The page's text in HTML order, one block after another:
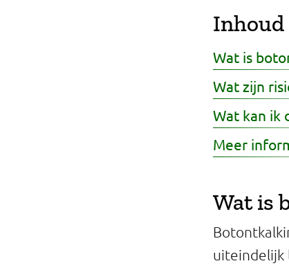
Inhoud
Wat is
Wat zijn
Wat kan ik
Meer
Wat is
uiteindelijk